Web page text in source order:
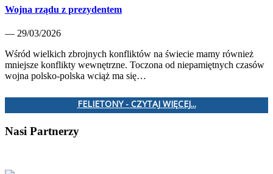
Wojna rządu z prezydentem
— 29/03/2026
Wśród wielkich zbrojnych konfliktów na świecie mamy również
mniejsze konflikty wewnętrzne. Toczona od niepamiętnych czasów
wojna polsko-polska wciąż ma się…
FELIETONY - CZYTAJ WIĘCEJ...
Nasi Partnerzy